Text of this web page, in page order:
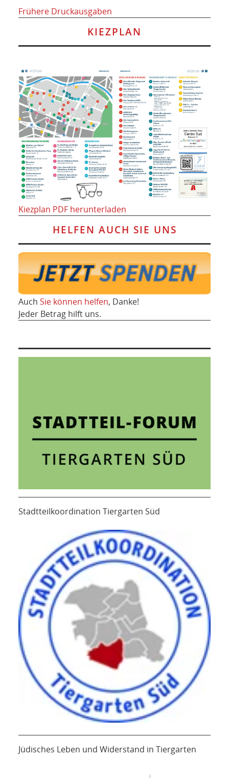
Frühere Druckausgaben
KIEZPLAN
Kiezplan PDF herunterladen
HELFEN AUCH SIE UNS
Auch Sie können helfen, Danke!
Jeder Betrag hilft uns.
Stadtteilkoordination Tiergarten Süd
Jüdisches Leben und Widerstand in Tiergarten